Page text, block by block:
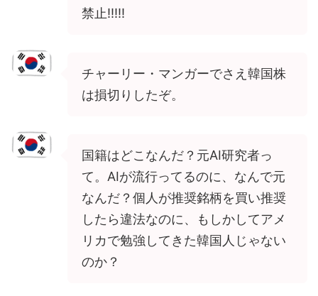
禁止!!!!!
チャーリー・マンガーでさえ韓国株
は損切りしたぞ。
国籍はどこなんだ？元AI研究者っ
て。AIが流行ってるのに、なんで元
なんだ？個人が推奨銘柄を買い推奨
したら違法なのに、もしかしてアメ
リカで勉強してきた韓国人じゃない
のか？